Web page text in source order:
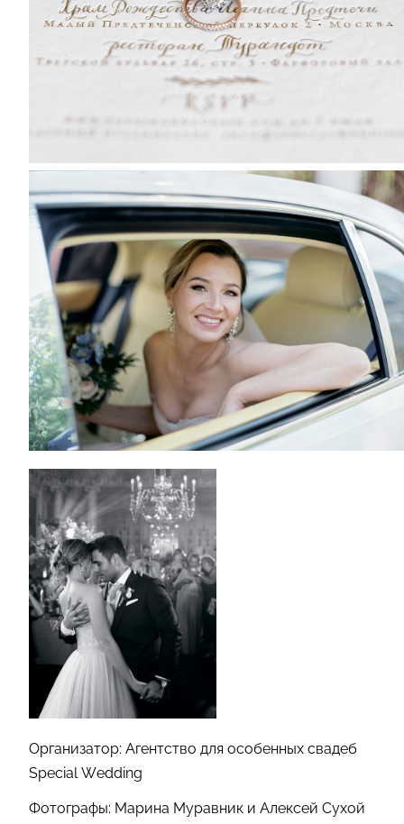
Организатор: Агентство для особенных свадеб
Special Wedding
Фотографы: Марина Муравник и Алексей Сухой